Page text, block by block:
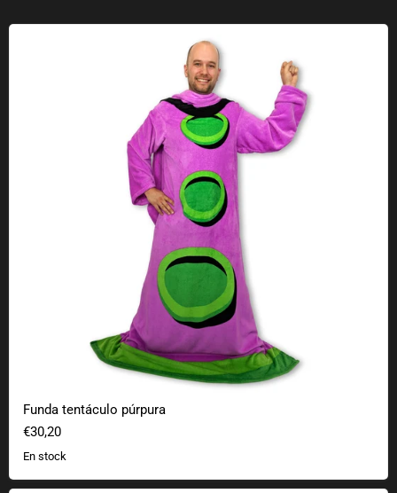
Funda tentáculo púrpura
€30,20
En stock